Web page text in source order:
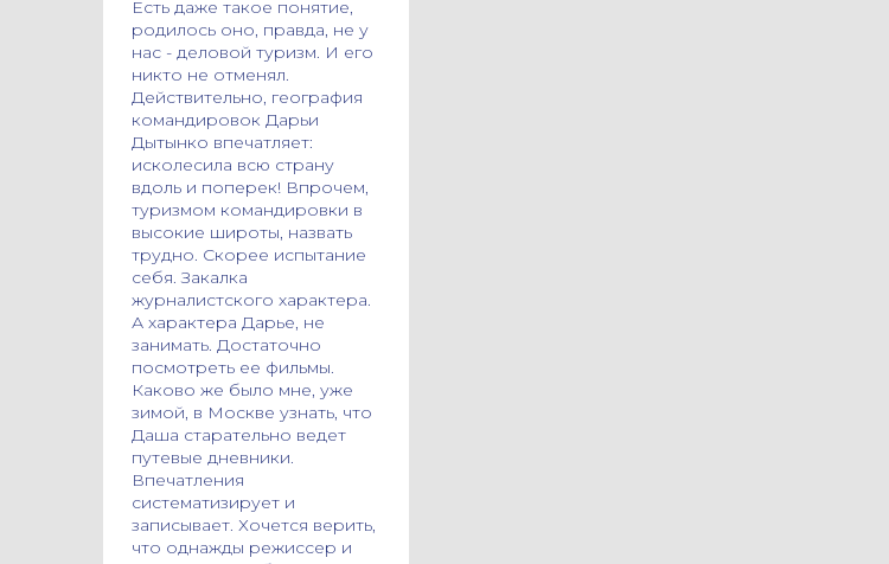
Есть даже такое понятие,
родилось оно, правда, не у
нас - деловой туризм. И его
никто не отменял.
Действительно, география
командировок Дарьи
Дытынко впечатляет:
исколесила всю страну
вдоль и поперек! Впрочем,
туризмом командировки в
высокие широты, назвать
трудно. Скорее испытание
себя. Закалка
журналистского характера.
А характера Дарье, не
занимать. Достаточно
посмотреть ее фильмы.
Каково же было мне, уже
зимой, в Москве узнать, что
Даша старательно ведет
путевые дневники.
Впечатления
систематизирует и
записывает. Хочется верить,
что однажды режиссер и